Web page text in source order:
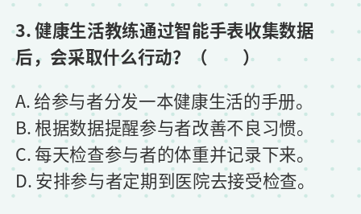
3. 健康生活教练通过智能手表收集数据
后，会采取什么行动？（ ）
A. 给参与者分发一本健康生活的手册。
B. 根据数据提醒参与者改善不良习惯。
C. 每天检查参与者的体重并记录下来。
D. 安排参与者定期到医院去接受检查。